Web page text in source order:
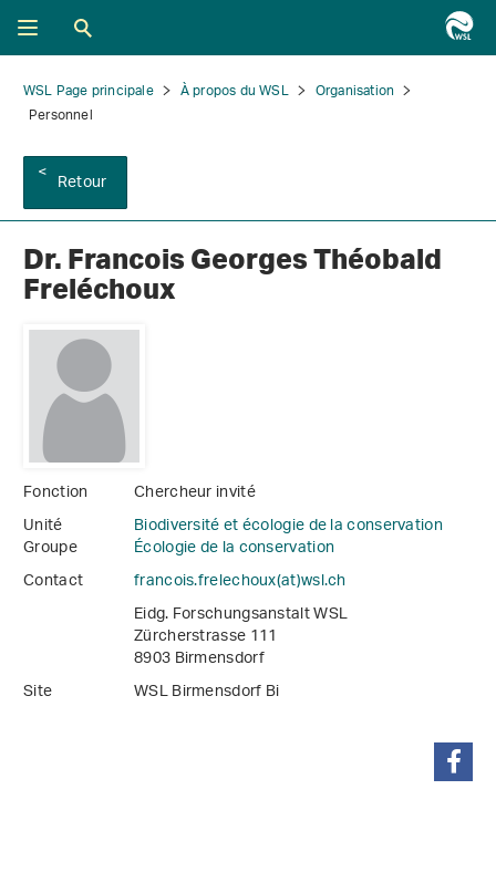
WSL Page principale À propos du WSL
Organisation
Personnel
Retour
Dr. Francois Georges Théobald
Freléchoux
Fonction
Chercheur invité
Unité
Biodiversité et écologie de la conservation
Groupe
Écologie de la conservation
Contact
francois.frelechoux(at)wsl.ch
Eidg. Forschungsanstalt WSL
Zürcherstrasse 111
8903 Birmensdorf
Site
WSL Birmensdorf Bi